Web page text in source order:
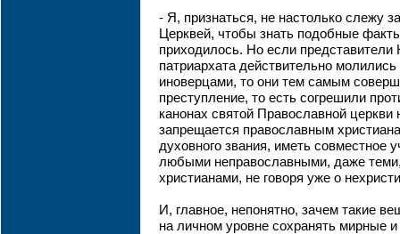
- Я, признаться, не настолько слежу
Церквей, чтобы знать подобные
приходилось. Но если представители
патриархата действительно
иноверцами, то они тем самым
преступление, то есть согрешили
канонах святой Православной
запрещается православным
духовного звания, иметь совместное
любыми неправославными, даже
христианами, не говоря уже о
И, главное, непонятно, зачем такие
на личном уровне сохранять мирные